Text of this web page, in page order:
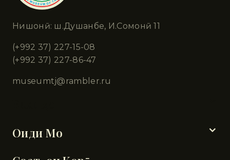
Нишонӣ: ш.Душанбе, И.Сомонӣ 11
(+992 37) 227-15-08
(+992 37) 227-86-47
museumtj@rambler.ru
Оиди Мо